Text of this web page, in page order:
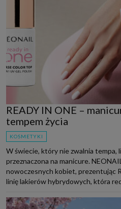
READY IN ONE –
tempem życia
KOSMETYKI
W świecie, który nie zwalnia tempa,
przeznaczona na manicure.
nowoczesnych kobiet, prezentując
linię lakierów hybrydowych, która